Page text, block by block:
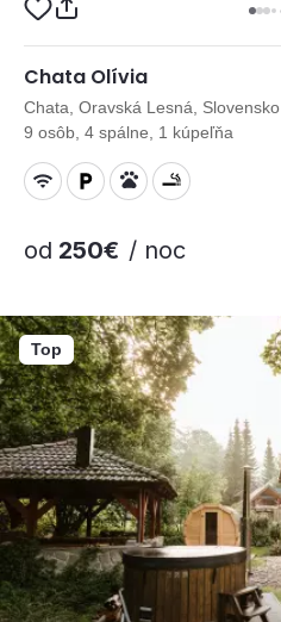
Chata Olívia
Chata, Oravská Lesná, Slovensko
9 osôb, 4 spálne, 1 kúpeľňa
od 250€ / noc
Top